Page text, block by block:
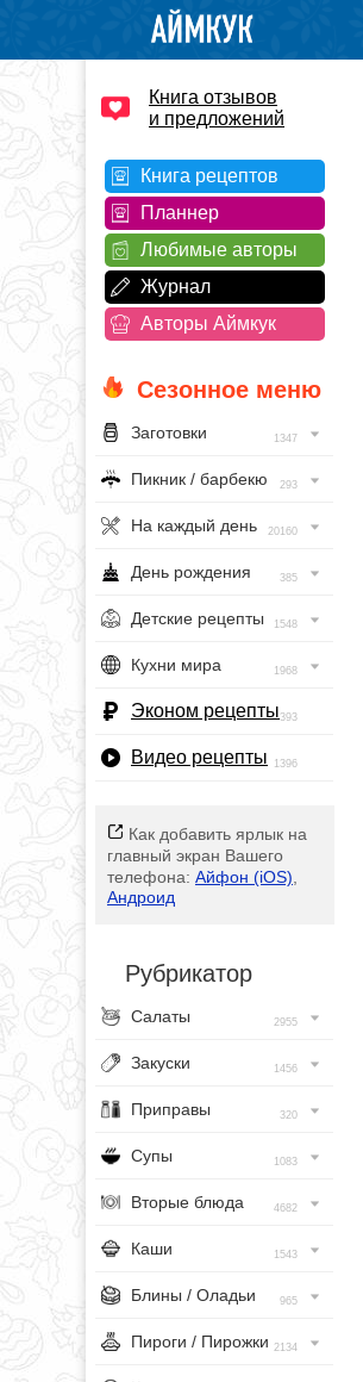
Книга отзывов
и предложений
Книга рецептов
Планнер
Любимые авторы
Журнал
Авторы Аймкук
Сезонное меню
Заготовки 1347
Пикник / барбекю 293
На каждый день 20160
День рождения 385
Детские рецепты 1548
Кухни мира 1968
Эконом рецепты393
Видео рецепты 1396
Как добавить ярлык на
главный экран Вашего
телефона: Айфон (iOS)
Андроид
Рубрикатор
Салаты 2955
Закуски 1456
Приправы 320
Супы 1083
Вторые блюда 4682
Каши 1543
Блины / Оладьи 965
Пироги / Пирожки 2134